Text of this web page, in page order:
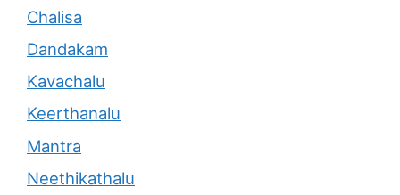
Chalisa
Dandakam
Kavachalu
Keerthanalu
Mantra
Neethikathalu